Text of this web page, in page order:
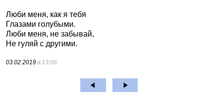
Люби меня, как я тебя
Глазами голубыми.
Люби меня, не забывай,
Не гуляй с другими.
03.02.2019 в 13:06